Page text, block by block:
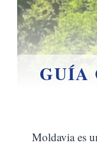
GUÍA
Moldavia es